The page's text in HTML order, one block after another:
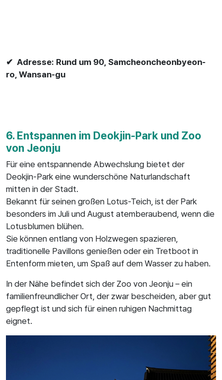
✔ Adresse: Rund um 90, Samcheoncheonbyeon-
ro, Wansan-gu
6. Entspannen im Deokjin-Park und Zoo
von Jeonju
Für eine entspannende Abwechslung bietet der
Deokjin-Park eine wunderschöne Naturlandschaft
mitten in der Stadt.
Bekannt für seinen großen Lotus-Teich, ist der Park
besonders im Juli und August atemberaubend, wenn die
Lotusblumen blühen.
Sie können entlang von Holzwegen spazieren,
traditionelle Pavillons genießen oder ein Tretboot in
Entenform mieten, um Spaß auf dem Wasser zu haben.
In der Nähe befindet sich der Zoo von Jeonju – ein
familienfreundlicher Ort, der zwar bescheiden, aber gut
gepflegt ist und sich für einen ruhigen Nachmittag
eignet.